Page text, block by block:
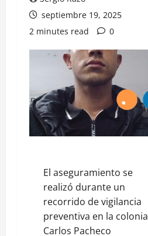
septiembre 19, 2025
2 minutes read
0
El aseguramiento se
realizó durante un
recorrido de vigilancia
preventiva en la colonia
Carlos Pacheco